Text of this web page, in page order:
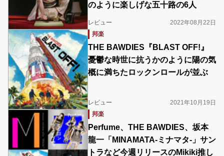
のように楽しげな五十路の6人
レビュー
2022年08月22日
邦楽
THE BAWDIES『BLAST OFF!』
憂鬱な時世に抗うかのように陽の気
概に満ちたロックンロールが並ぶ
レビュー
2021年10月19日
邦楽
Perfume、THE BAWDIES、坂本
龍一「MINAMATA-ミナマタ-」サン
トラなど今週リリースのMikiki推し